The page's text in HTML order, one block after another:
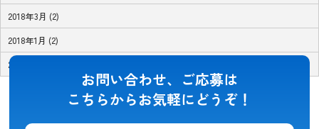
2018年3月 (2)
2018年1月 (2)
2017年11月 (1)
お問い合わせ、ご応募は
こちらからお気軽にどうぞ！